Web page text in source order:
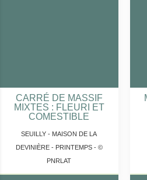
CARRÉ DE MASSIF
MIXTES : FLEURI ET
COMESTIBLE
SEUILLY - MAISON DE LA
DEVINIÈRE - PRINTEMPS - ©
PNRLAT